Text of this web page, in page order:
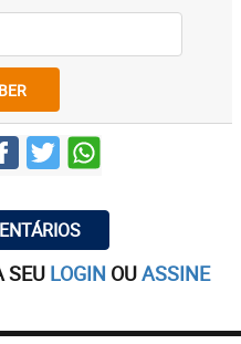
SEU LOGIN OUASSINE